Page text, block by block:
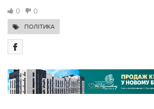
0 0
ПОЛІТИКА